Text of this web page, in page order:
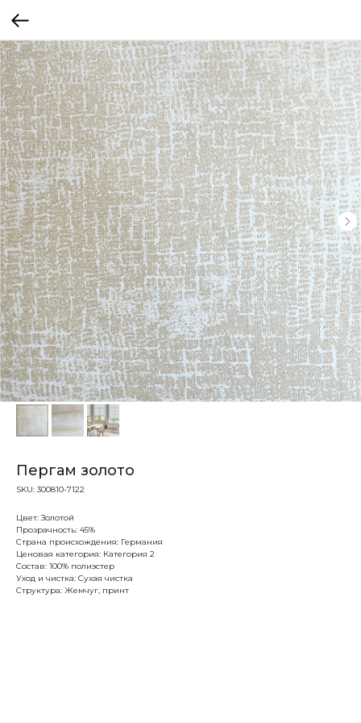
Пергам золото
SKU: 300810-7122
Цвет: Золотой
Прозрачность: 45%
Страна происхождения: Германия
Ценовая категория: Категория 2
Состав: 100% полиэстер
Уход и чистка: Сухая чистка
Структура: Жемчуг, принт